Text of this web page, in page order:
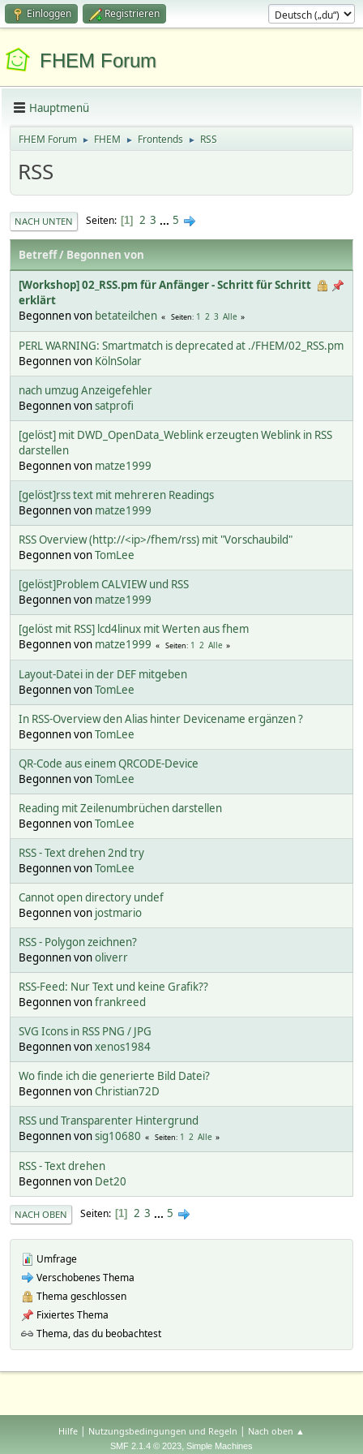
Einloggen Registrieren
FHEM Forum
Hauptmenü
FHEM Forum ► FHEM ► Frontends ► RSS
RSS
NACH UNTEN Seiten 1 2 3 ... 5
Betreff/ Begonnen von
[Workshop] 02_RSS.pm für Anfänger - Schritt für Schritt
erklärt
Begonnen von betateilchen Seiten 1 2 3 Alle
PERL WARNING: Smartmatch is deprecated at ./FHEM/02_RSS.pm
Begonnen von KölnSolar
nach umzug Anzeigefehler
Begonnen vonsatprofi
[gelöst] mit DWD_OpenData_Weblink erzeugten Weblink in RSS
darstellen
Begonnen von matze1999
[gelöst]rss text mit mehreren Readings
Begonnen von matze1999
RSS Overview (http://<ip>/fhem/rss) mit "Vorschaubild"
Begonnen vonTomLee
[gelöst]Problem CALVIEW und RSS
Begonnen von matze1999
[gelöst mit RSS] lcd4linux mit Werten aus fhem
Begonnen von matze1999 Seiten 1 2 Alle
Layout-Datei in der DEF mitgeben
Begonnen vonTomLee
In RSS-Overview den Alias hinter Devicename ergänzen ?
Begonnen vonTomLee
QR-Code aus einem QRCODE-Device
Begonnen vonTomLee
Reading mit Zeilenumbrüchen darstellen
Begonnen vonTomLee
RSS - Text drehen 2nd try
Begonnen vonTomLee
Cannot open directory undef
Begonnen von jostmario
RSS - Polygon zeichnen?
Begonnen vonoliverr
RSS-Feed: Nur Text und keine Grafik??
Begonnen vonfrankreed
SVG Icons in RSS PNG / JPG
Begonnen vonxenos1984
Wo finde ich die generierte Bild Datei?
Begonnen vonChristian72D
RSS und Transparenter Hintergrund
Begonnen vonsig10680 Seiten 1 2 Alle
RSS - Text drehen
Begonnen von Det20
NACH OBEN Seiten 1 2 3 ... 5
Umfrage
Verschobenes Thema
Thema geschlossen
Fixiertes Thema
Thema, das du beobachtest
Hilfe | Nutzungsbedingungen und Regeln | Nach oben ▲
SMF 2.1.4 © 2023, Simple Machines